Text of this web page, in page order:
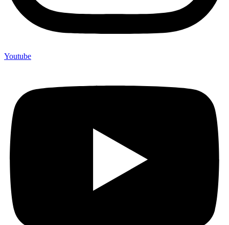
Youtube